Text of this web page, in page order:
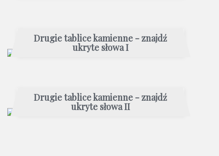
Drugie tablice kamienne - znajdź
ukryte słowa I
Drugie tablice kamienne - znajdź
ukryte słowa II